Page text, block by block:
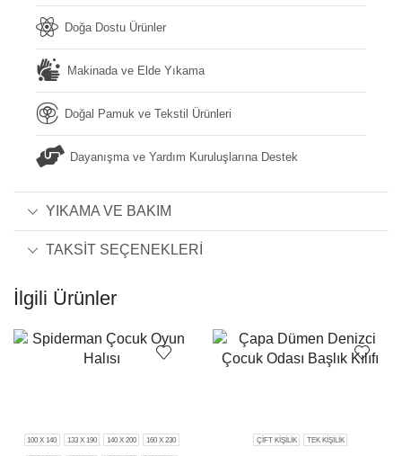
Doğa Dostu Ürünler
Makinada ve Elde Yıkama
Doğal Pamuk ve Tekstil Ürünleri
Dayanışma ve Yardım Kuruluşlarına Destek
YIKAMA VE BAKIM
TAKSIT SEÇENEKLERI
İlgili Ürünler
100 X 140 133 X 190 140 X 200 160 X 230 ÇIFT KIŞILIK TEK KIŞILIK